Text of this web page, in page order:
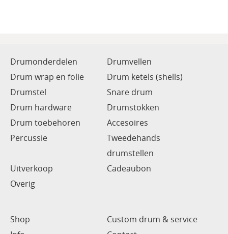
Drumonderdelen
Drumvellen
Drum wrap en folie
Drum ketels (shells)
Drumstel
Snare drum
Drum hardware
Drumstokken
Drum toebehoren
Accesoires
Percussie
Tweedehands
drumstellen
Uitverkoop
Cadeaubon
Overig
Shop
Custom drum & service